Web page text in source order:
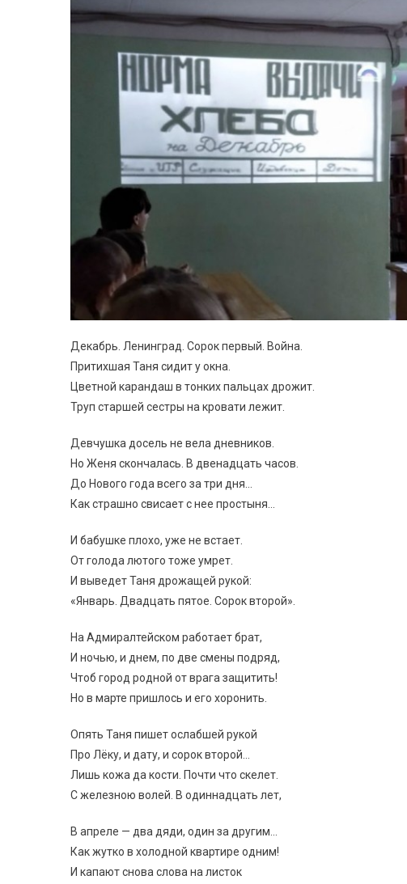
Декабрь. Ленинград. Сорок первый. Война.
Притихшая Таня сидит у окна.
Цветной карандаш в тонких пальцах дрожит.
Труп старшей сестры на кровати лежит.
Девчушка досель не вела дневников.
Но Женя скончалась. В двенадцать часов.
До Нового года всего за три дня…
Как страшно свисает с нее простыня…
И бабушке плохо, уже не встает.
От голода лютого тоже умрет.
И выведет Таня дрожащей рукой:
«Январь. Двадцать пятое. Сорок второй».
На Адмиралтейском работает брат,
И ночью, и днем, по две смены подряд,
Чтоб город родной от врага защитить!
Но в марте пришлось и его хоронить.
Опять Таня пишет ослабшей рукой
Про Лёку, и дату, и сорок второй…
Лишь кожа да кости. Почти что скелет.
С железною волей. В одиннадцать лет,
В апреле — два дяди, один за другим…
Как жутко в холодной квартире одним!
И капают снова слова на листок